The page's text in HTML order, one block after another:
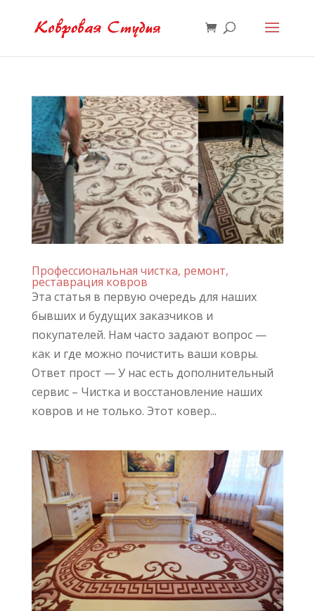
Профессиональная чистка, ремонт,
реставрация ковров
Эта статья в первую очередь для наших
бывших и будущих заказчиков и
покупателей. Нам часто задают вопрос —
как и где можно почистить ваши ковры.
Ответ прост — У нас есть дополнительный
сервис – Чистка и восстановление наших
ковров и не только. Этот ковер...